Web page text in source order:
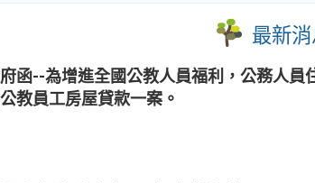
最新
函--為增進全國公教人員福利，公務人
教員工房屋貸款一案。